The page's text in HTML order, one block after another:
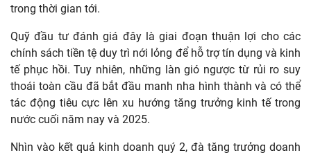
trong thời gian tới.
Quỹ đầu tư đánh giá đây là giai đoạn thuận lợi cho các
chính sách tiền tệ duy trì nới lỏng để hỗ trợ tín dụng và kinh
tế phục hồi. Tuy nhiên, những làn gió ngược từ rủi ro suy
thoái toàn cầu đã bắt đầu manh nha hình thành và có thể
tác động tiêu cực lên xu hướng tăng trưởng kinh tế trong
nước cuối năm nay và 2025.
Nhìn vào kết quả kinh doanh quý 2, đà tăng trưởng doanh